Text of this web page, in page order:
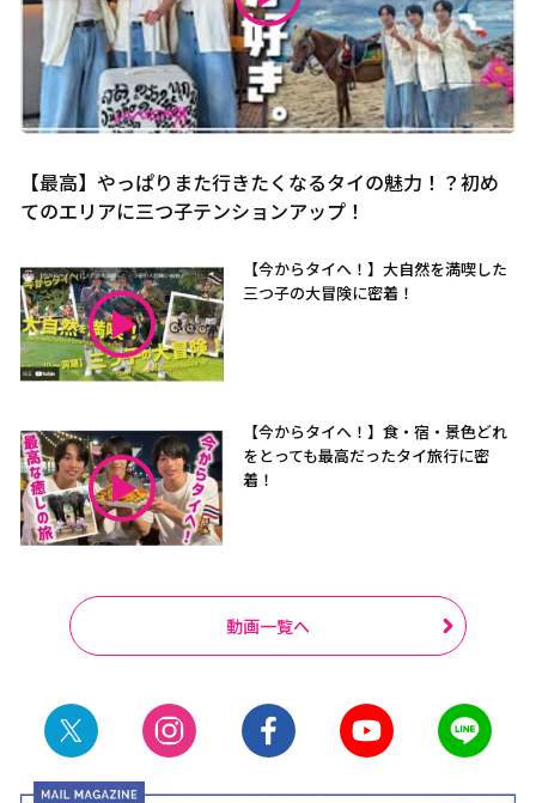
【最高】やっぱりまた行きたくなるタイの魅力！？初め
てのエリアに三つ子テンションアップ！
【今からタイへ！】大自然を満喫した
三つ子の大冒険に密着！
【今からタイへ！】食・宿・景色どれ
をとっても最高だったタイ旅行に密
着！
動画一覧へ